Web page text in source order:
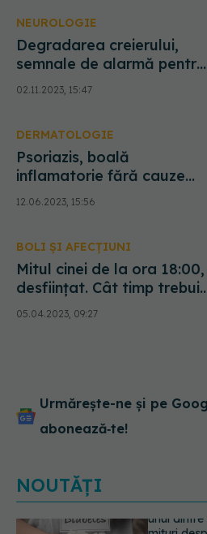
NEUROLOGIE
Degradarea creierului,
semnale de alarmă pentru
Alzheimer: Începe cu
decenii înainte de a apărea
02.11.2023, 15:47
DERMATOLOGIE
Psoriazis, boală
inflamatorie fără cauze
precise. Alimentele pot
accentua simptomele
12.06.2023, 15:56
BOLI ȘI AFECȚIUNI
Mitul cinei de la ora 18:00,
desființat. Cât timp
să treacă între cină și
micul-dejun
05.04.2023, 09:27
Urmărește-ne și pe
abonează‑te!
NOUTĂȚI